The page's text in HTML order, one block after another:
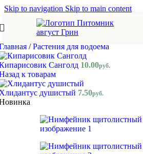
Skip to navigation Skip to main content
/ Растения для водоема
Санголд 10.00руб.
к товарам
душистый 7.50руб.